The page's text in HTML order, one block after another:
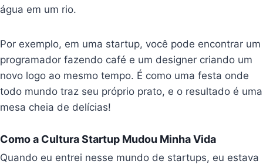
água em um rio.
Por exemplo, em uma startup, você pode encontrar um
programador fazendo café e um designer criando um
novo logo ao mesmo tempo. É como uma festa onde
todo mundo traz seu próprio prato, e o resultado é uma
mesa cheia de delícias!
Como a Cultura Startup Mudou Minha Vida
Quando eu entrei nesse mundo de startups, eu estava